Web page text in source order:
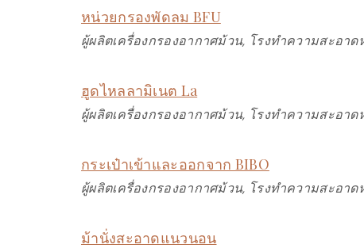
หน่วยกรองพัดลม BFU
ผู้ผลิตเครื่องกรองอากาศม้วน, โรงทำความสะอ
ฮูดไหลลามิเนต La
ผู้ผลิตเครื่องกรองอากาศม้วน, โรงทำความสะอ
กระเป๋าเข้าและออกจาก BIBO
ผู้ผลิตเครื่องกรองอากาศม้วน, โรงทำความสะอ
ม้านั่งสะอาดแนวนอน